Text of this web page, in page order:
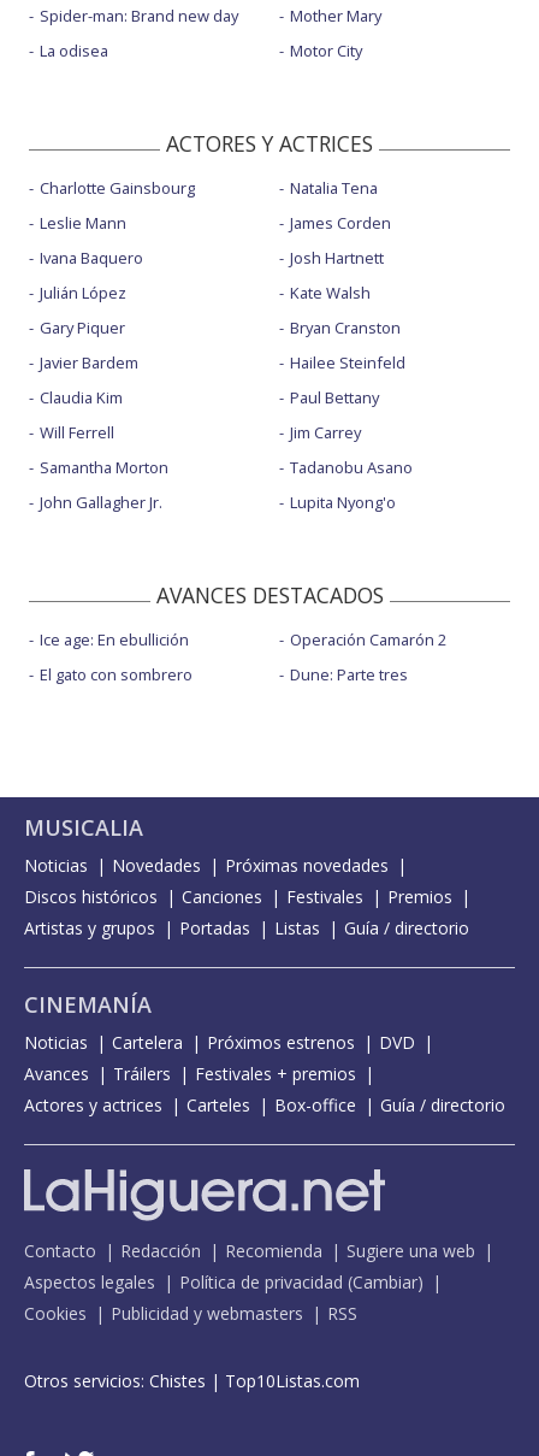
Spider-man: Brand new day
La odisea
Mother Mary
Motor City
ACTORES Y ACTRICES
Charlotte Gainsbourg
Leslie Mann
Ivana Baquero
Julián López
Gary Piquer
Javier Bardem
Claudia Kim
Will Ferrell
Samantha Morton
John Gallagher Jr.
Natalia Tena
James Corden
Josh Hartnett
Kate Walsh
Bryan Cranston
Hailee Steinfeld
Paul Bettany
Jim Carrey
Tadanobu Asano
Lupita Nyong'o
AVANCES DESTACADOS
Ice age: En ebullición
El gato con sombrero
Operación Camarón 2
Dune: Parte tres
MUSICALIA
Noticias Novedades
Próximas novedades
Discos históricos
Canciones Festivales
Premios
Artistas y grupos
Portadas Listas Guía / directorio
CINEMANÍA
Noticias Cartelera Próximos estrenos
DVD
Avances
Tráilers
Festivales + premios
Actores y actrices
Carteles Box-office Guía / directorio
Contacto Redacción Recomienda
Sugiere una web
Aspectos legales
Política de privacidad (Cambiar)
Cookies
Publicidad y webmasters RSS
Otros servicios: Chistes | Top10Listas.com